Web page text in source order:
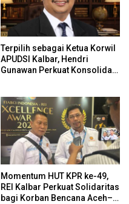
Terpilih sebagai Ketua Korwil
APUDSI Kalbar, Hendri
Gunawan Perkuat Konsolidasi
Momentum HUT KPR ke-49,
REI Kalbar Perkuat Solidaritas
bagi Korban Bencana Aceh–